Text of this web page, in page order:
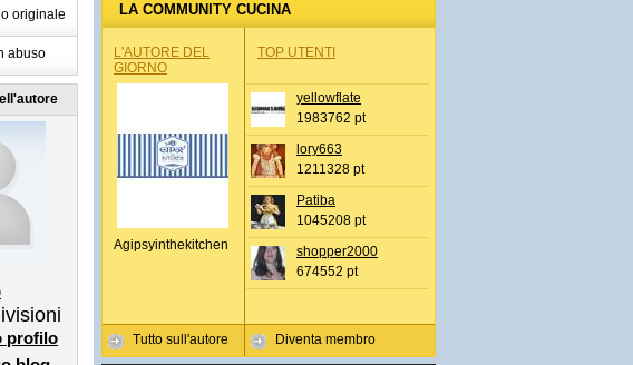
originale
abuso
profilo
LA COMMUNITY CUCINA
L'AUTORE DEL
GIORNO
Agipsyinthekitchen
Tutto sull'autore
TOP UTENTI
yellowflate
1983762 pt
lory663
1211328 pt
Patiba
1045208 pt
shopper2000
674552 pt
Diventa membro